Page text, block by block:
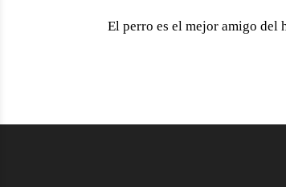
El perro es el mejor amigo del